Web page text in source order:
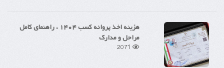
هزینه اخذ پروانه کسب ۱۴۰۴ ، راهنمای کامل
مراحل و مدارک